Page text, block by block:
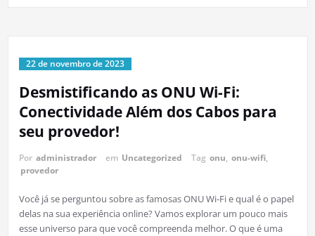
22 de novembro de 2023
Desmistificando as ONU Wi-Fi:
Conectividade Além dos Cabos para
seu provedor!
Por administrador em Uncategorized Tag onu, onu-wifi,
provedor
Você já se perguntou sobre as famosas ONU Wi-Fi e qual é o papel
delas na sua experiência online? Vamos explorar um pouco mais
esse universo para que você compreenda melhor. O que é uma